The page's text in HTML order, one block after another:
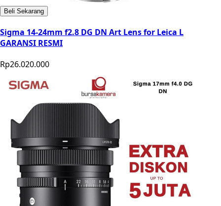
Beli Sekarang
Sigma 14-24mm f2.8 DG DN Art Lens for Leica L
GARANSI RESMI
Rp26.020.000